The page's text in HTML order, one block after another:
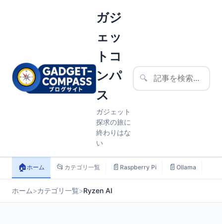
ガジ
ェッ
トコ
ンパ
ス
ガジェット
探求の旅に
終わりはな
い
🔍
🏠ホーム 📂 カテゴリ一覧 📄 Raspberry Pi 📄 Ollama
ホーム>カテゴリ一覧>Ryzen AI